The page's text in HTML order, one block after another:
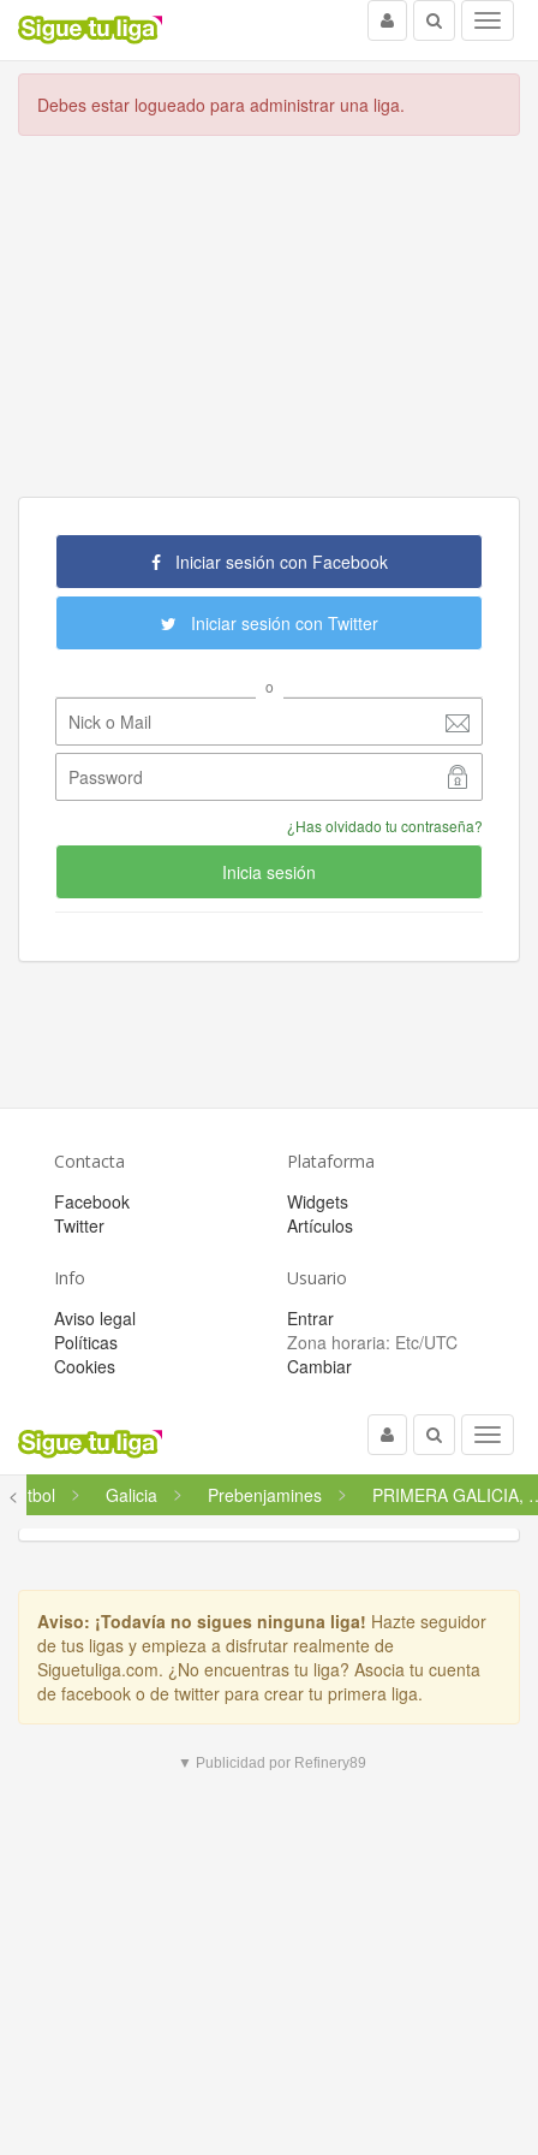
Menu
Buscar
Usuario
Debes estar logueado para administrar una liga.
Iniciar sesión con Facebook
Iniciar sesión con Twitter
o
¿Has olvidado tu contraseña?
Inicia sesión
Contacta
Facebook
Twitter
Plataforma
Widgets
Artículos
Info
Aviso legal
Políticas
Cookies
Usuario
Entrar
Zona horaria: Etc/UTC
Cambiar
Menu
Buscar
Usuario
<
Fútbol Galicia Prebenjamines PRIMERA
Aviso: ¡Todavía no sigues ninguna liga! Hazte seguidor
de tus ligas y empieza a disfrutar realmente de
Siguetuliga.com. ¿No encuentras tu liga? Asocia tu cuenta
de facebook o de twitter para crear tu primera liga.
▼ Publicidad por Refinery89